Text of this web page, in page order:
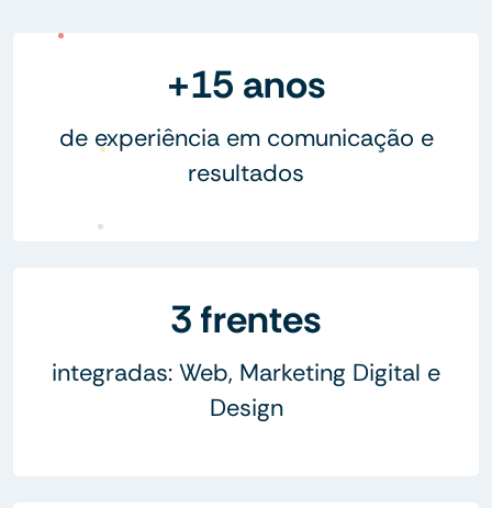
+15 anos
de experiência em comunicação e
resultados
3 frentes
integradas: Web, Marketing Digital e
Design